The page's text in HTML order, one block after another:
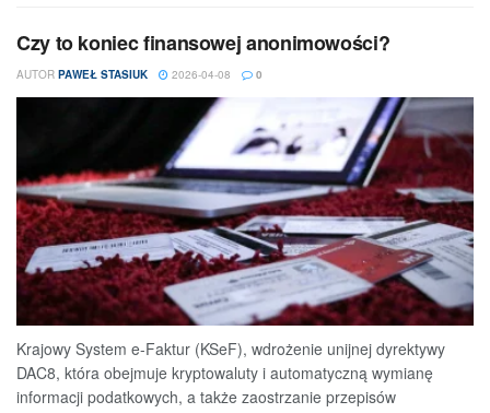
Czy to koniec finansowej anonimowości?
AUTOR PAWEŁ STASIUK 2026-04-08 0
Krajowy System e-Faktur (KSeF), wdrożenie unijnej dyrektywy
DAC8, która obejmuje kryptowaluty i automatyczną wymianę
informacji podatkowych, a także zaostrzanie przepisów